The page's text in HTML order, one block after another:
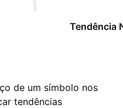
Tendência
de um símbolo nos
tendências